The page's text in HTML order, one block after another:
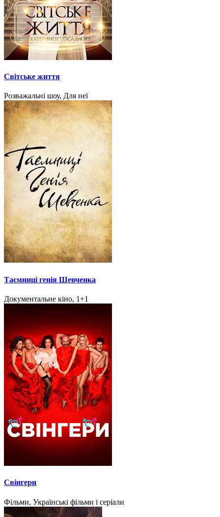
Світське життя
Розважальні шоу, Для неї
Таємниці генія Шевченка
Документальне кіно, 1+1
Свінгери
Фільми, Українські фільми і серіали